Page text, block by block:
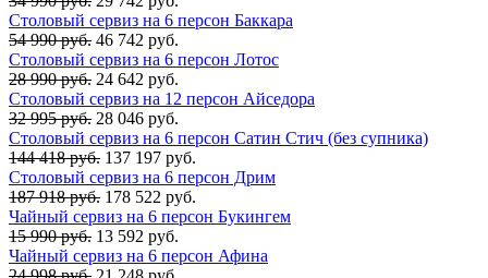
Столовый сервиз на 6 персон Баккара
54 990 руб. 46 742 руб.
Столовый сервиз на 6 персон Лотос
28 990 руб. 24 642 руб.
Столовый сервиз на 12 персон Айседора
32 995 руб. 28 046 руб.
Столовый сервиз на 6 персон Сатин Стич (без супника)
144 418 руб. 137 197 руб.
Столовый сервиз на 6 персон Дрим
187 918 руб. 178 522 руб.
Чайный сервиз на 6 персон Букингем
15 990 руб. 13 592 руб.
Чайный сервиз на 6 персон Афина